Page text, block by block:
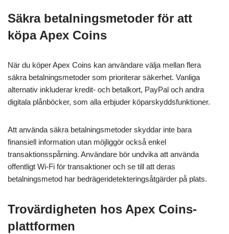
Säkra betalningsmetoder för att
köpa Apex Coins
När du köper Apex Coins kan användare välja mellan flera
säkra betalningsmetoder som prioriterar säkerhet. Vanliga
alternativ inkluderar kredit- och betalkort, PayPal och andra
digitala plånböcker, som alla erbjuder köparskyddsfunktioner.
Att använda säkra betalningsmetoder skyddar inte bara
finansiell information utan möjliggör också enkel
transaktionsspårning. Användare bör undvika att använda
offentligt Wi-Fi för transaktioner och se till att deras
betalningsmetod har bedrägeridetekteringsåtgärder på plats.
Trovärdigheten hos Apex Coins-
plattformen